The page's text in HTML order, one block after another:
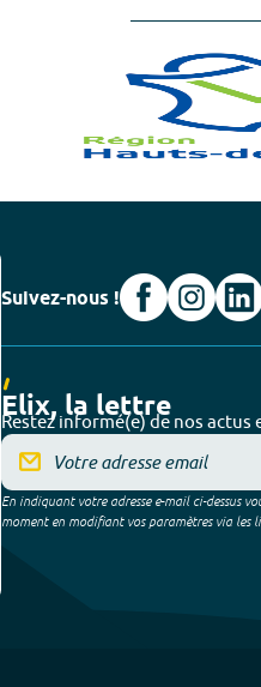
Suivez-nous !
Elix, la lettre
Restez informé(e) de nos
En indiquant votre adresse e-mail ci-dessus
moment en modifiant vos paramètres via les